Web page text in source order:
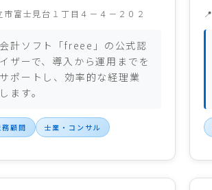
市富士見台１丁目４－４－２０２
計ソフト「freee」の公式認
ザーで、導入から運用までを
ポートし、効率的な経理業
ます。
務顧問 士業・コンサル